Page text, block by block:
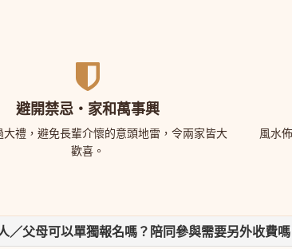
避開禁忌・家和萬事興
大禮，避免長輩介懷的意頭地雷，令兩家皆大
歡喜。
風水
／父母可以單獨報名嗎？陪同參與需要另外收費嗎